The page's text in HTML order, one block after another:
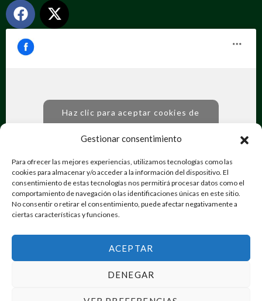
Gestionar consentimiento
Para ofrecer las mejores experiencias, utilizamos tecnologías como las
cookies para almacenar y/o acceder a la información del dispositivo. El
consentimiento de estas tecnologías nos permitirá procesar datos como el
comportamiento de navegación o las identificaciones únicas en este sitio.
No consentir o retirar el consentimiento, puede afectar negativamente a
ciertas características y funciones.
ACEPTAR
DENEGAR
Haz clic para aceptar cookies de
marketing y permitir este contenido
Ongotromundoesposible | Desarrollado por